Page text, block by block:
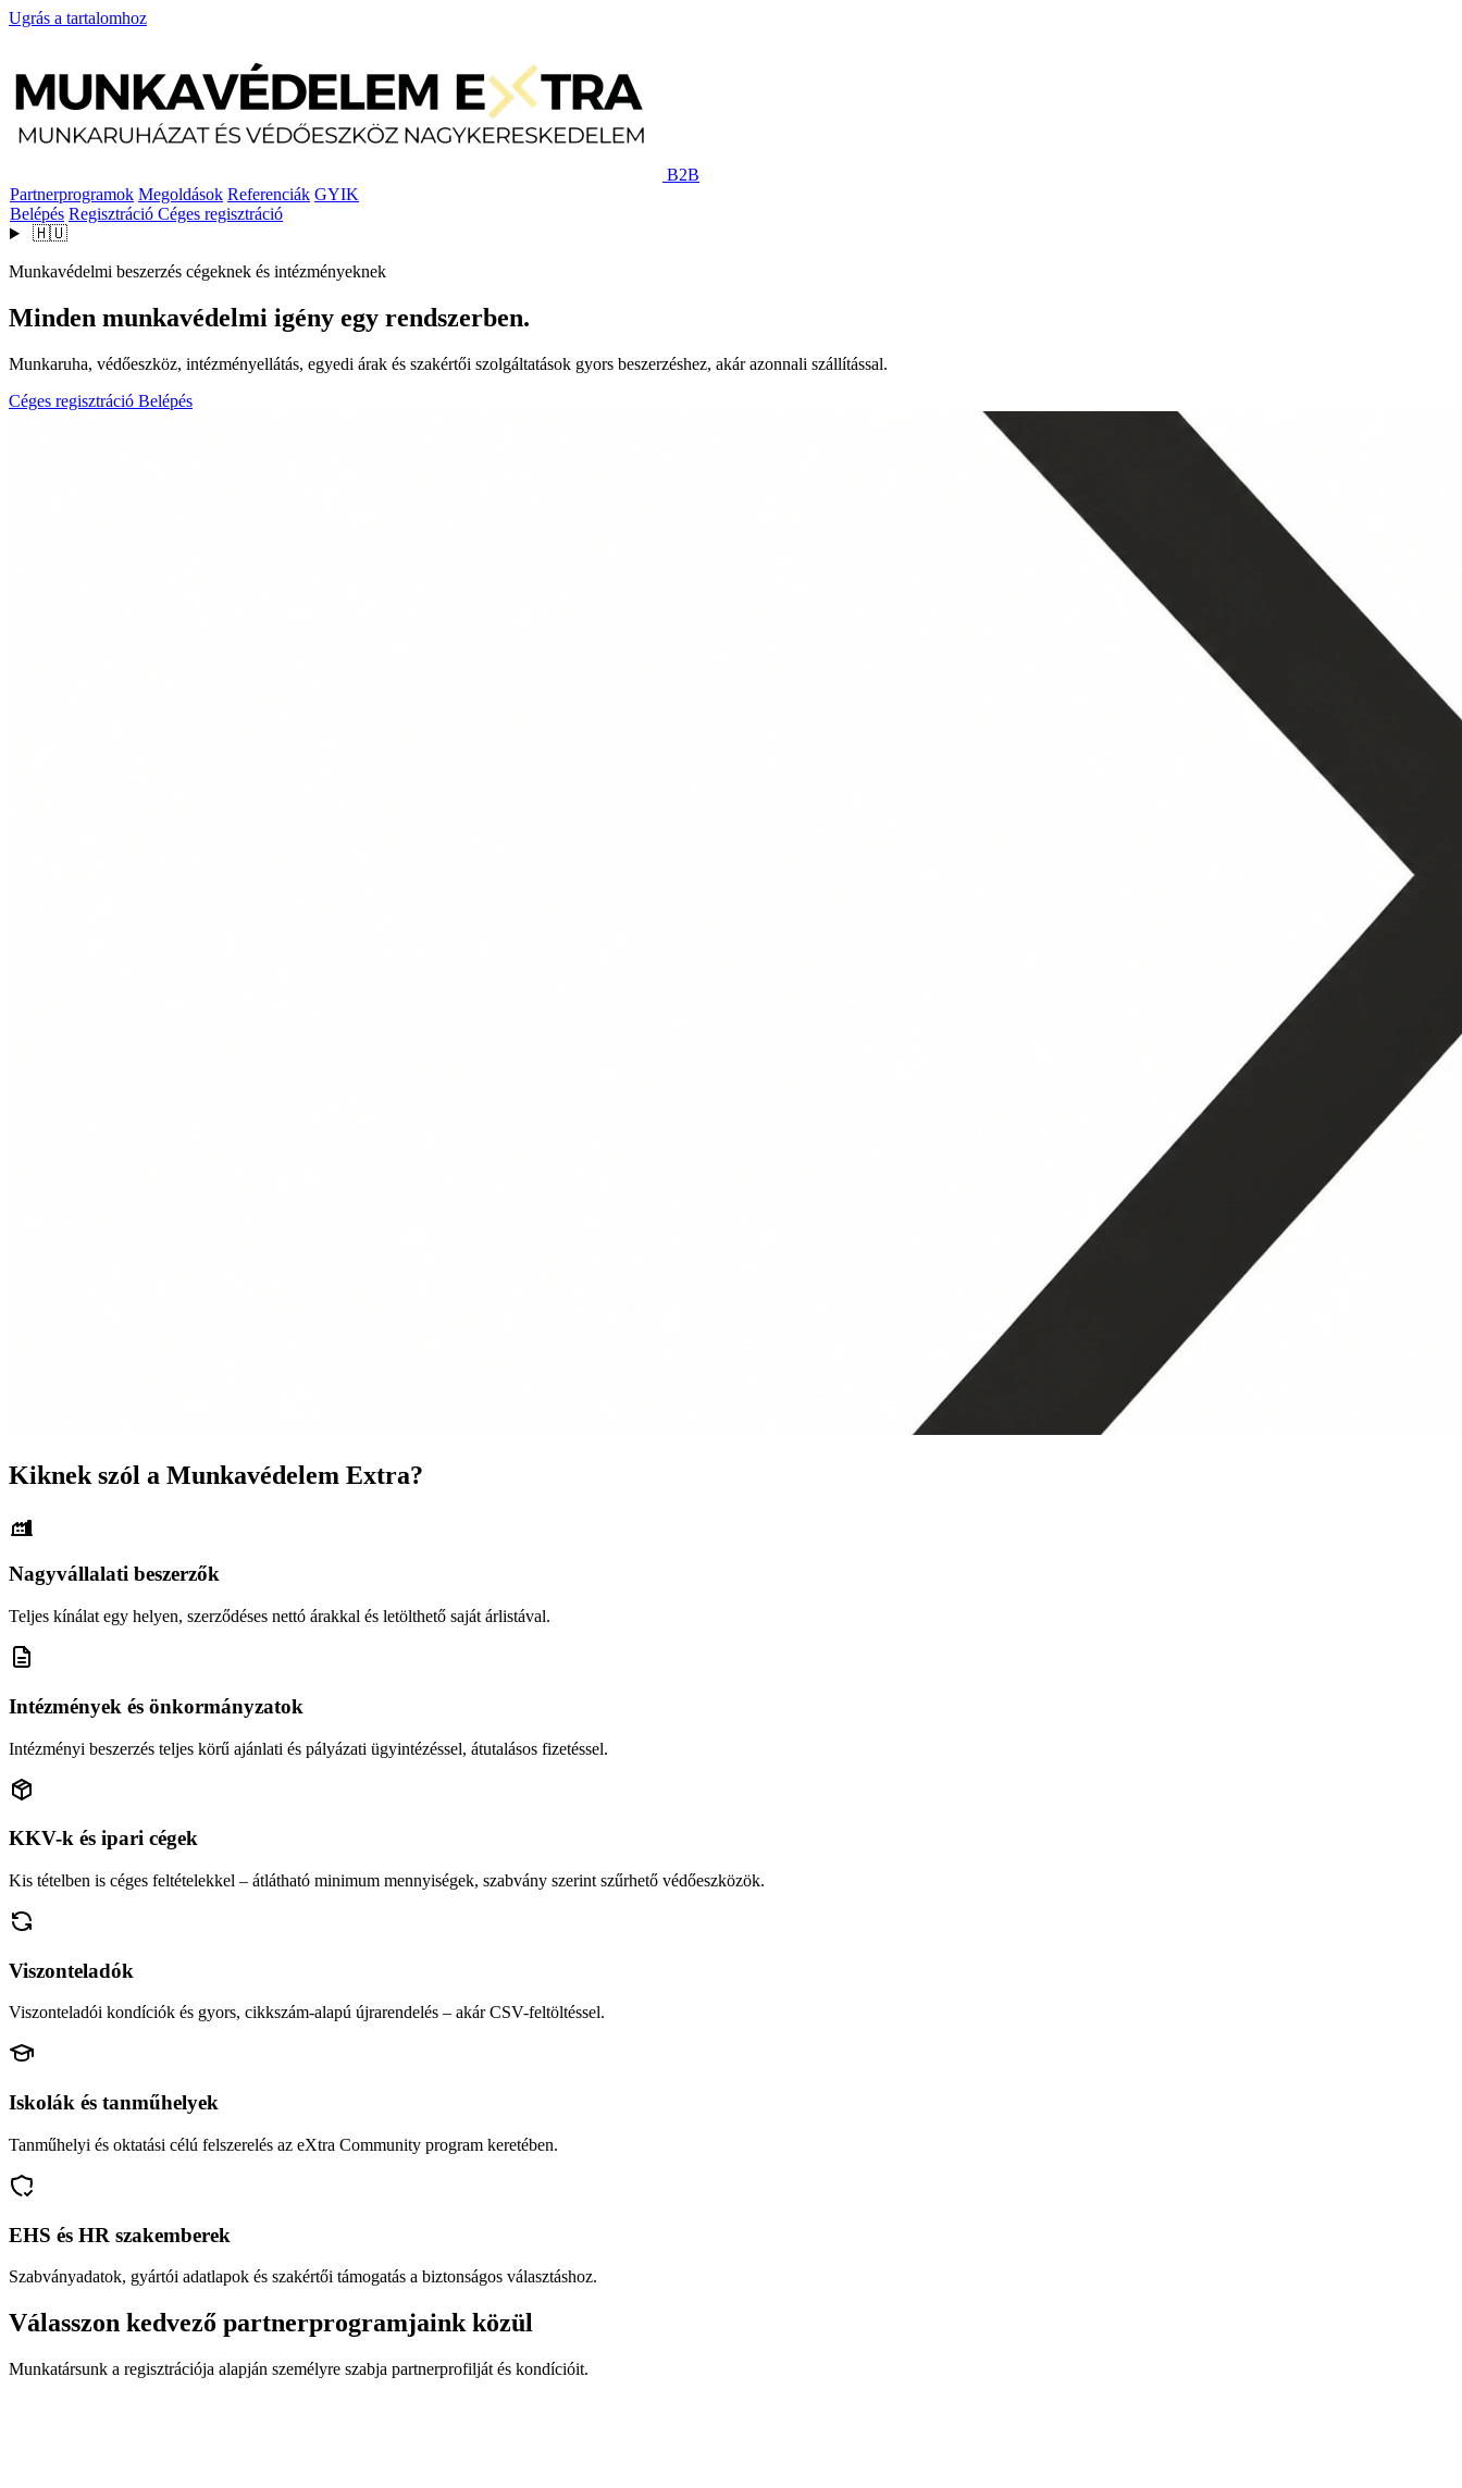
Ugrás a tartalomhoz
B2B
Partnerprogramok Megoldások Referenciák GYIK
Belépés Regisztráció Céges regisztráció
🇭🇺
Munkavédelmi beszerzés cégeknek és intézményeknek
Minden munkavédelmi igény egy rendszerben.
Munkaruha, védőeszköz, intézményellátás, egyedi árak és szakértői szolgáltatások gyors beszerzéshez, akár azonnali szállítással.
Céges regisztráció Belépés
Kiknek szól a Munkavédelem Extra?
Nagyvállalati beszerzők
Teljes kínálat egy helyen, szerződéses nettó árakkal és letölthető saját árlistával.
Intézmények és önkormányzatok
Intézményi beszerzés teljes körű ajánlati és pályázati ügyintézéssel, átutalásos fizetéssel.
KKV-k és ipari cégek
Kis tételben is céges feltételekkel – átlátható minimum mennyiségek, szabvány szerint szűrhető védőeszközök.
Viszonteladók
Viszonteladói kondíciók és gyors, cikkszám-alapú újrarendelés – akár CSV-feltöltéssel.
Iskolák és tanműhelyek
Tanműhelyi és oktatási célú felszerelés az eXtra Community program keretében.
EHS és HR szakemberek
Szabványadatok, gyártói adatlapok és szakértői támogatás a biztonságos választáshoz.
Válasszon kedvező partnerprogramjaink közül
Munkatársunk a regisztrációja alapján személyre szabja partnerprofilját és kondícióit.